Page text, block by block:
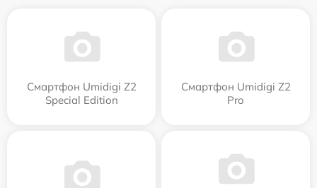
Смартфон Umidigi Z2
Special Edition
Смартфон Umidigi Z2
Pro